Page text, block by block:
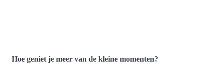
Hoe geniet je meer van de kleine momenten?